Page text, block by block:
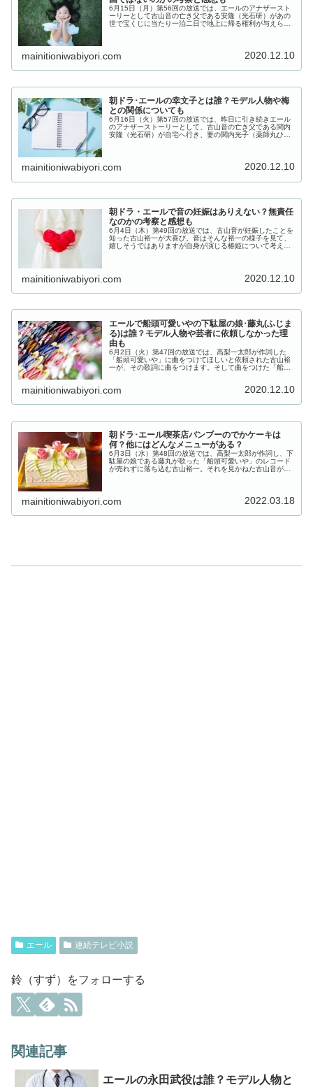
6月15日（月）第56回の放送では、エールのアナザースト
ーリーとして古山音の亡き父である安隆（光石研）があの
世で宝くじに当たり一泊二日で地上に帰る権利が与えら
なった...
mainitioniwabiyori.com 2020.12.10
朝ドラ･エールの幸文子とは誰？モデル人物や梅
との関係についても
6月16日（火）第57回の放送では、昨日に引き続きエール
のアナザーストーリーとして、古山音の亡き父である関内
安隆（光石研）が自宅へ行き、妻の関内光子（薬師丸ひろ
いて...
mainitioniwabiyori.com 2020.12.10
朝ドラ・エールで音の妊娠はありえない？無責任
なのかの考察と感想も
6月4日（木）第49回の放送では、古山音が妊娠したことを
知った古山裕一が大喜び。音はそんな裕一の様子を見て、
嬉しそうではありますが自身が演じる椿姫について考えて
そこで...
mainitioniwabiyori.com 2020.12.10
エールで船頭可愛いやの下駄屋の娘･藤丸(ふじま
る)は誰？モデル人物や芸者に依頼しなかった理
由も
6月2日（火）第47回の放送では、高梨一太郎が作詞した
「船頭可愛いや」に曲をつけてほしいと依頼された古山裕
一が、その歌詞に曲をつけます。そして曲をつけた「船頭
いる様子。しかしそこで登場した「船頭可愛いや」の歌い
mainitioniwabiyori.com 2020.12.10
朝ドラ･エール喫茶店バンブーのでかケーキは
何？他にはどんなメニューがある？
6月3日（水）第48回の放送では、高梨一太郎が作詞し、下
駄屋の娘である藤丸が歌った「船頭可愛いや」のレコード
が売れずに落ち込む古山裕一。それを見かねた古山音が双
双浦...
mainitioniwabiyori.com 2022.03.18
エール 連続テレビ小説
鈴（すず）をフォローする
関連記事
エールの永田武役は誰？モデル人物と